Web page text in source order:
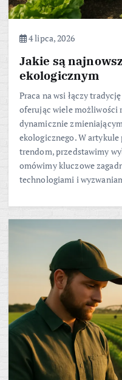
4 lipca, 2026
Jakie są
ekologicznym
Praca na wsi łączy
oferując wiele możliwości
dynamicznie
ekologicznego. W
trendom, przedstawimy
omówimy kluczowe
technologiami i